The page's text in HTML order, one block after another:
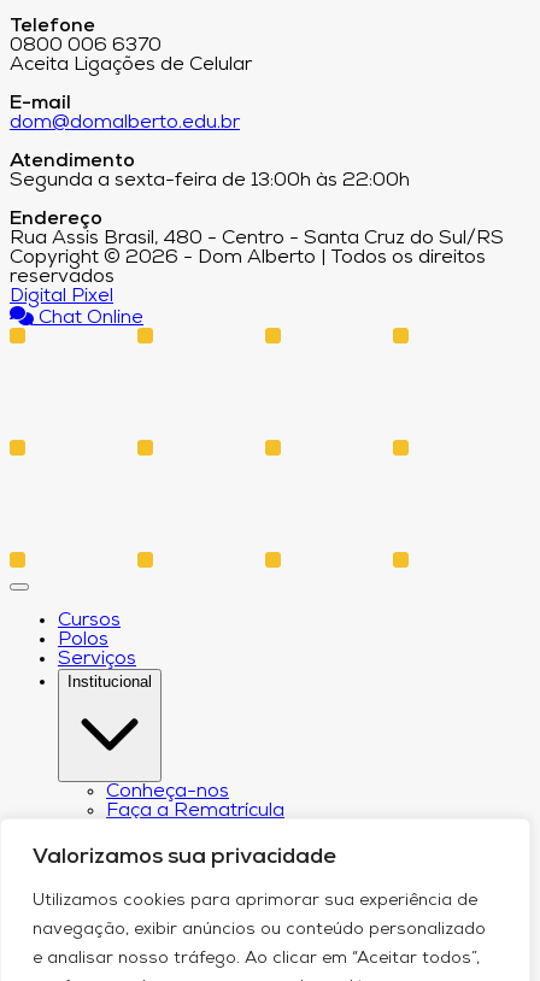
Valorizamos sua privacidade
Utilizamos cookies para aprimorar sua experiência de
navegação, exibir anúncios ou conteúdo personalizado
e analisar nosso tráfego. Ao clicar em “Aceitar todos”,
Telefone
0800 006 6370
Aceita Ligações de Celular
E-mail
dom@domalberto.edu.br
Atendimento
Segunda a sexta-feira de 13:00h às 22:00h
Endereço
Rua Assis Brasil, 480 - Centro - Santa Cruz do Sul/RS
Copyright © 2026 - Dom Alberto | Todos os direitos
reservados
Digital Pixel
Chat Online
Cursos
Polos
Serviços
Institucional
Conheça-nos
Faça a Rematrícula
Estatuto e Regimento
Regulamento Extraordinário Aproveitamento
Resoluções e Portarias
Política de Privacidade
Egressos
CPA – Comissão Própria de Avaliação
Núcleo de Prática Jurídica